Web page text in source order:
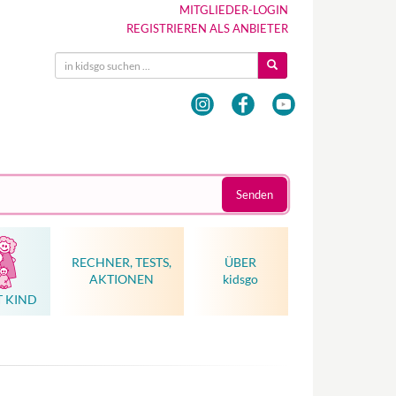
MITGLIEDER-LOGIN
REGISTRIEREN ALS ANBIETER
Senden
KIND
RECHNER, TESTS,
AKTIONEN
ÜBER
kidsgo